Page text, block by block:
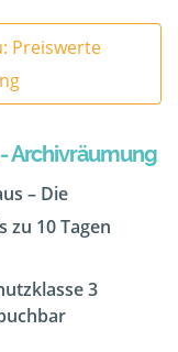
Preiswerte
Archivräumung
– Die
zu 10 Tagen
3